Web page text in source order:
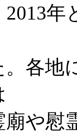
年
各地
や慰